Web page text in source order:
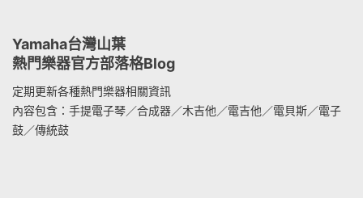
Yamaha台灣山葉
熱門樂器官方部落格Blog
定期更新各種熱門樂器相關資訊
內容包含：手提電子琴／合成器／木吉他／電吉他／電貝斯／電子
鼓／傳統鼓